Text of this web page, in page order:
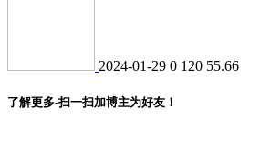
2024-01-29 0 120 55.66
了解更多-扫一扫加博主为好友！